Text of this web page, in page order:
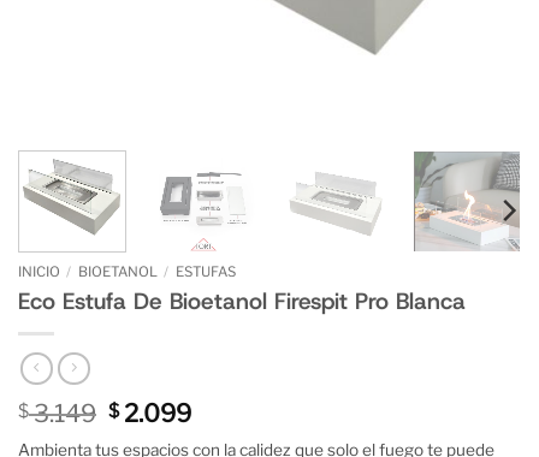
INICIO / BIOETANOL / ESTUFAS
Eco Estufa De Bioetanol Firespit Pro Blanca
$3.149 El
$2.099El
Ambienta tus espacios con la calidez que solo el fuego te puede